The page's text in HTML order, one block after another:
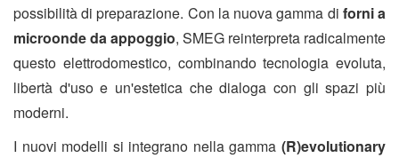
possibilità di preparazione. Con la nuova gamma di forni a
microonde da appoggio, SMEG reinterpreta radicalmente
questo elettrodomestico, combinando tecnologia evoluta,
libertà d'uso e un'estetica che dialoga con gli spazi più
moderni.
I nuovi modelli si integrano nella gamma (R)evolutionary